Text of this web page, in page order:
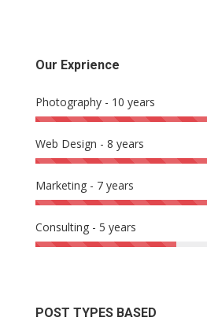
Our Exprience
Photography - 10 years
Web Design - 8 years
Marketing - 7 years
Consulting - 5 years
POST TYPES BASED